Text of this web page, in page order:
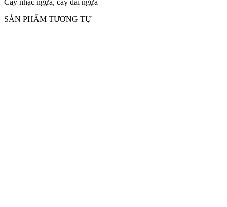
SẢN PHẨM TƯƠNG TỰ